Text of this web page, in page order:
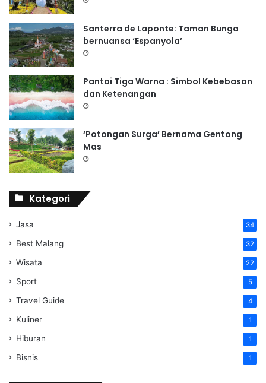
Santerra de Laponte: Taman Bunga
bernuansa ‘Espanyola’
Pantai Tiga Warna : Simbol Kebebasan
dan Ketenangan
‘Potongan Surga’ Bernama Gentong
Mas
Kategori
Jasa 34
Best Malang 32
Wisata 22
Sport 5
Travel Guide 4
Kuliner 1
Hiburan 1
Bisnis 1